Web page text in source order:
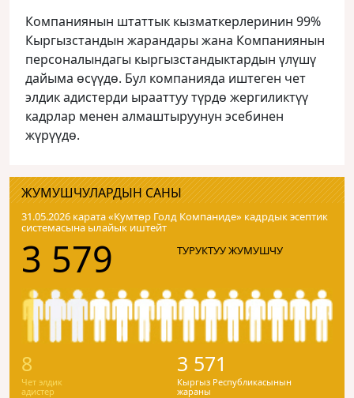
Компаниянын штаттык кызматкерлеринин 99%
Кыргызстандын жарандары жана Компаниянын
персоналындагы кыргызстандыктардын үлүшү
дайыма өсүүдө. Бул компанияда иштеген чет
элдик адистерди ырааттуу түрдө жергиликтүү
кадрлар менен алмаштыруунун эсебинен
жүрүүдө.
ЖУМУШЧУЛАРДЫН САНЫ
31.05.2026 карата «Кумтɵр Голд Компаниде» кадрдык эсептик
системасына ылайык иштейт
3 579 ТУРУКТУУ ЖУМУШЧУ
8
Чет элдик
адистер
3 571
Кыргыз Республикасынын
жараны